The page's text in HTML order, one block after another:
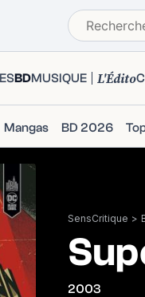
BDMUSIQUE L'Édito
Mangas BD 2026
SensCritique >
2003